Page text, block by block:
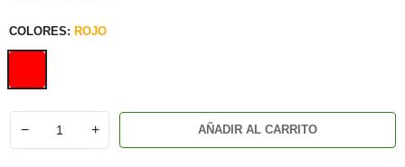
COLORES: ROJO
− + AÑADIR AL CARRITO